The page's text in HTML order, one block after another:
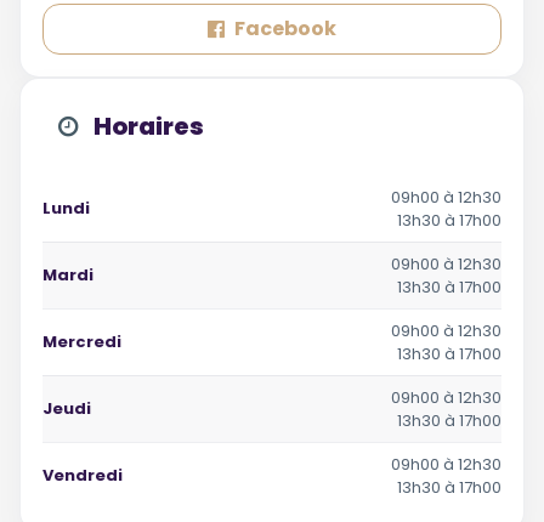
Facebook
Horaires
Lundi
09h00 à 12h30
13h30 à 17h00
Mardi
09h00 à 12h30
13h30 à 17h00
Mercredi
09h00 à 12h30
13h30 à 17h00
Jeudi
09h00 à 12h30
13h30 à 17h00
Vendredi
09h00 à 12h30
13h30 à 17h00